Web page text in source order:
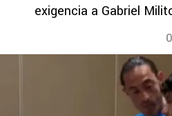
exigencia a Gabriel